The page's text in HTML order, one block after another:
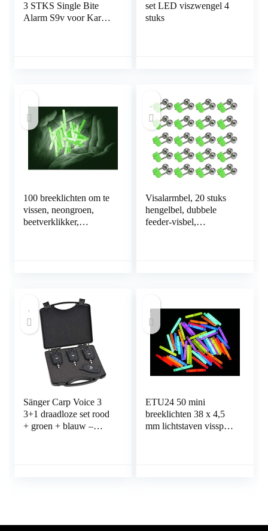
3 STKS Single Bite
Alarm S9v voor Karper
set LED viszwengel 4
stuks
100 breeklichten om te
vissen, neongroen,
beetverklikker,
Visalarmbel, 20 stuks
hengelbel, dubbele
feeder-visbel,
Sänger Carp Voice 3
3+1 draadloze set rood
+ groen + blauw –
ETU24 50 mini
breeklichten 38 x 4,5
mm lichtstaven vissport